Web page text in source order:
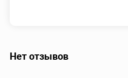
Нет отзывов